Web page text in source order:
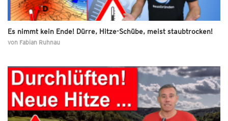
Es nimmt kein Ende! Dürre, Hitze-Schübe, meist staubtrocken!
von Fabian Ruhnau